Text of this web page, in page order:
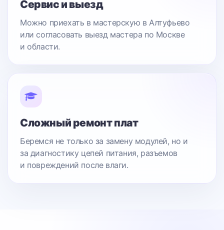
Сервис и выезд
Можно приехать в мастерскую в Алтуфьево
или согласовать выезд мастера по Москве
и области.
Сложный ремонт плат
Беремся не только за замену модулей, но и
за диагностику цепей питания, разъемов
и повреждений после влаги.